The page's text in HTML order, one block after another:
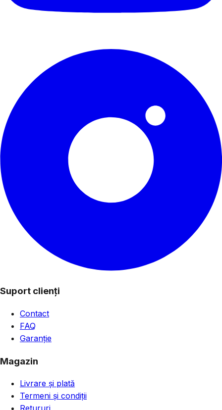
Suport clienți
Contact
FAQ
Garanție
Magazin
Livrare și plată
Termeni și condiții